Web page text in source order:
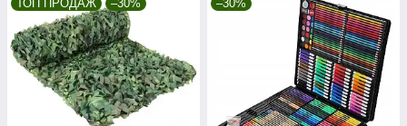
ТОП ПРОДАЖ –30% –30%